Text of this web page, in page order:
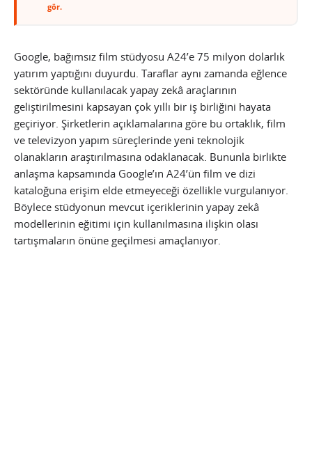
gör.
Google, bağımsız film stüdyosu A24’e 75 milyon dolarlık
yatırım yaptığını duyurdu. Taraflar aynı zamanda eğlence
sektöründe kullanılacak yapay zekâ araçlarının
geliştirilmesini kapsayan çok yıllı bir iş birliğini hayata
geçiriyor. Şirketlerin açıklamalarına göre bu ortaklık, film
ve televizyon yapım süreçlerinde yeni teknolojik
olanakların araştırılmasına odaklanacak. Bununla birlikte
anlaşma kapsamında Google’ın A24’ün film ve dizi
kataloğuna erişim elde etmeyeceği özellikle vurgulanıyor.
Böylece stüdyonun mevcut içeriklerinin yapay zekâ
modellerinin eğitimi için kullanılmasına ilişkin olası
tartışmaların önüne geçilmesi amaçlanıyor.